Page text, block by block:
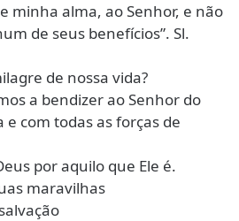
minha alma, ao Senhor, e não
de seus benefícios”. Sl.
de nossa vida?
a bendizer ao Senhor do
com todas as forças de
por aquilo que Ele é.
maravilhas